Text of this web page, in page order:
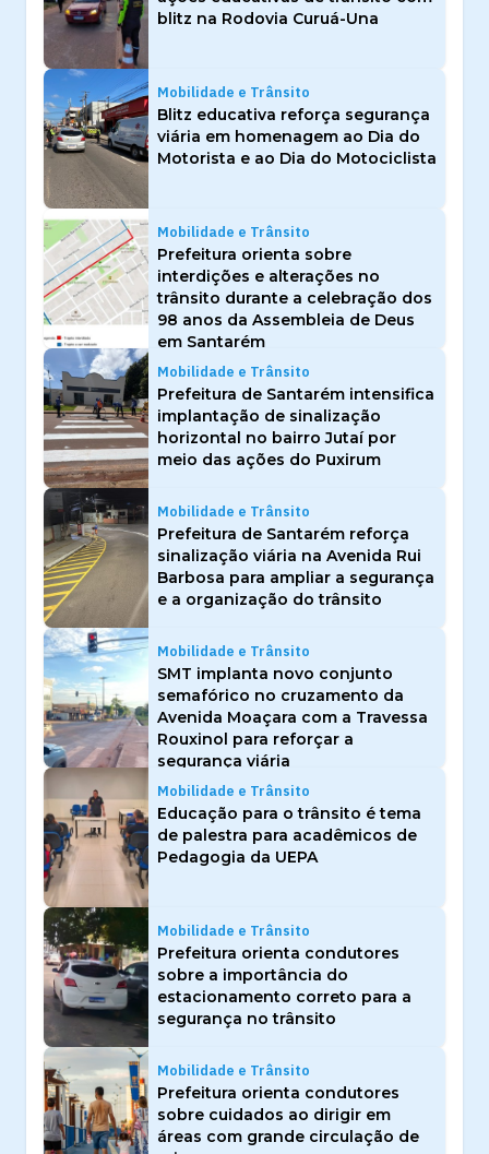
blitz na Rodovia Curuá-Una
Mobilidade e Trânsito
Blitz educativa reforça segurança
viária em homenagem ao Dia do
Motorista e ao Dia do Motociclista
Mobilidade e Trânsito
Prefeitura orienta sobre
interdições e alterações no
trânsito durante a celebração dos
98 anos da Assembleia de Deus
em Santarém
Mobilidade e Trânsito
Prefeitura de Santarém intensifica
implantação de sinalização
horizontal no bairro Jutaí por
meio das ações do Puxirum
Mobilidade e Trânsito
Prefeitura de Santarém reforça
sinalização viária na Avenida Rui
Barbosa para ampliar a segurança
e a organização do trânsito
Mobilidade e Trânsito
SMT implanta novo conjunto
semafórico no cruzamento da
Avenida Moaçara com a Travessa
Rouxinol para reforçar a
segurança viária
Mobilidade e Trânsito
Educação para o trânsito é tema
de palestra para acadêmicos de
Pedagogia da UEPA
Mobilidade e Trânsito
Prefeitura orienta condutores
sobre a importância do
estacionamento correto para a
segurança no trânsito
Mobilidade e Trânsito
Prefeitura orienta condutores
sobre cuidados ao dirigir em
áreas com grande circulação de